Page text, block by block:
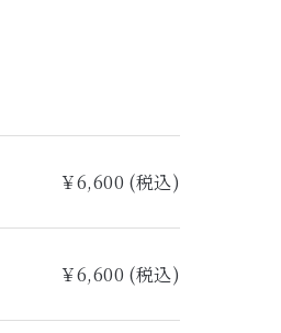
￥6,600 (税込)
￥6,600 (税込)